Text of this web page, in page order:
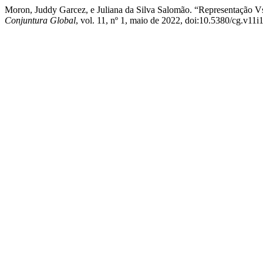
Moron, Juddy Garcez, e Juliana da Silva Salomão. “Representação
Conjuntura Global, vol. 11, nº 1, maio de 2022, doi:10.5380/